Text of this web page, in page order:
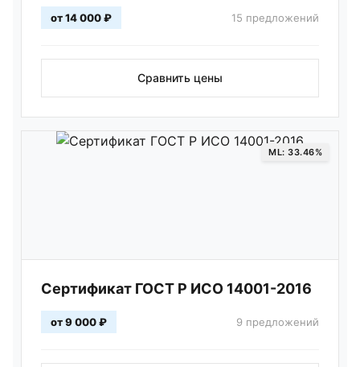
от 14 000 ₽ 15 предложений
Сравнить цены
ML: 33.46%
Сертификат ГОСТ Р ИСО 14001-2016
от 9 000 ₽ 9 предложений